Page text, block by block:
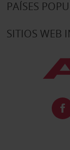
PAÍSES
SITIOS WEB